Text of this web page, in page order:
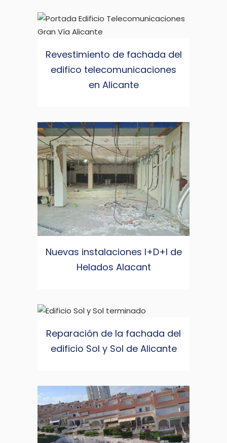
Revestimiento de fachada del
edifico telecomunicaciones
en Alicante
Nuevas instalaciones I+D+I de
Helados Alacant
Reparación de la fachada del
edificio Sol y Sol de Alicante